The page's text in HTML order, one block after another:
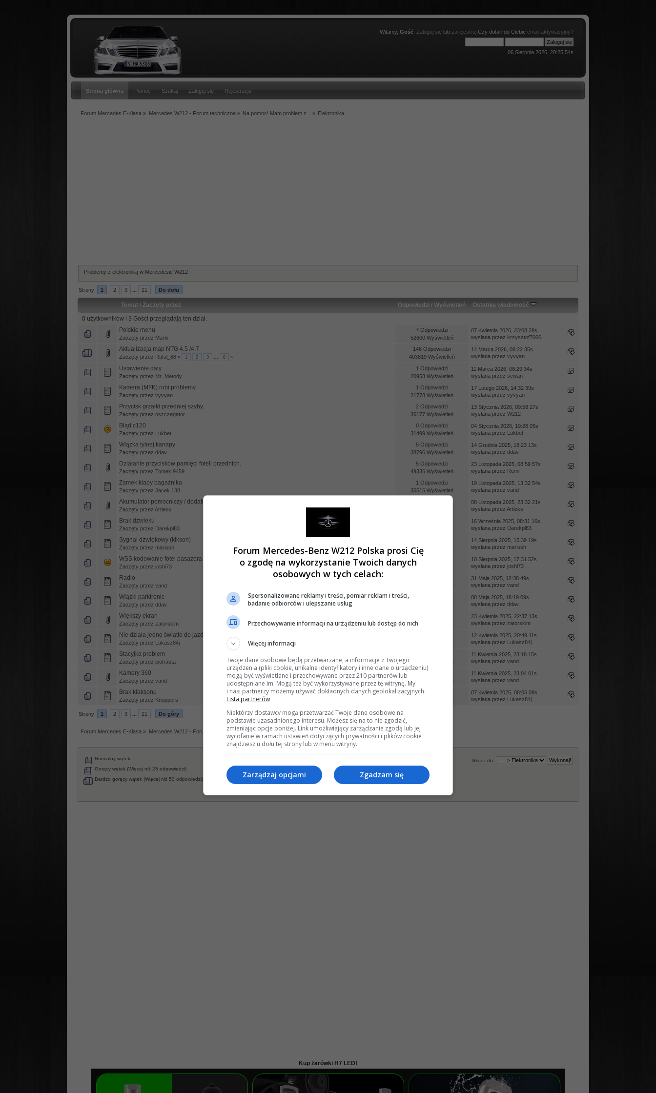
Witamy, Gość Zaloguj się lub zarejestruj .Czy dotarł do Ciebie email aktywacyjny?
06 Sierpnia 2026, 20:25 54s
Strona główna Pomoc Szukaj Zaloguj się Rejestracja
Forum Mercedes E-Klasa » Mercedes W212 - Forum techniczne» Na pomoc! Mam problem z... » Elektronika
Problemy z elektroniką w Mercedesie W212
Strony: 1 2 3 ... 21 Do dołu
Temat /Zaczęty przez Odpowiedzi / Wyświetleń
Ostatnia wiadomość
0 użytkowników i 3 Gości przeglądają ten dział.
Polskie menu
Zaczęty przez Marik
7 Odpowiedzi
52600 Wyświetleń
07 Kwietnia 2026, 23:08 28s
wysłana przez krzysztof7006
Aktualizacja map NTG 4.5 /4.7
Zaczęty przez Rafal_88 « 1 2 3 ... 8 »
146 Odpowiedzi
403819 Wyświetleń
14 Marca 2026, 08:22 35s
wysłana przez vyvyan
Ustawienie daty
Zaczęty przez Mr_Metody
1 Odpowiedzi
20953 Wyświetleń
11 Marca 2026, 08:29 34s
wysłana przez sewan
Kamera (MFK) robi problemy
Zaczęty przez vyvyan
1 Odpowiedzi
21778 Wyświetleń
17 Lutego 2026, 14:32 39s
wysłana przez vyvyan
Przycisk grzałki przedniej szyby.
Zaczęty przez oszczegator
2 Odpowiedzi
36177 Wyświetleń
13 Stycznia 2026, 09:58 27s
wysłana przez W212
Błąd c120
Zaczęty przez Lukbet
0 Odpowiedzi
31499 Wyświetleń
04 Stycznia 2026, 19:28 05s
wysłana przez
Lukbet
Wiązka tylnej kanapy
Zaczęty przez ddav
5 Odpowiedzi
38796 Wyświetleń
14 Grudnia 2025, 18:23 13s
wysłana przez ddav
Działanie przycisków pamięci foteli przednich.
Zaczęty przez Tomek 9459
5 Odpowiedzi
49335 Wyświetleń
23 Listopada 2025, 08:59 57s
wysłana przez Remi
Zamek klapy bagażnika
Zaczęty przez Jacek 138
1 Odpowiedzi
35515 Wyświetleń
19 Listopada 2025, 13:32 54s
wysłana przez vand
Akumulator pomocniczy / dodatkowy
Zaczęty przez Artleks
32755 Wyświetleń
08 Listopada 2025, 23:32 21s
wysłana przez Artleks
Brak dzwieku
Zaczęty przez Darekpl83
31740 Wyświetleń
16 Września 2025, 08:31 16s
wysłana przez Darekpl83
Sygnal dzwiękowy (klkson)
Zaczęty przez mariush
28538 Wyświetleń
14 Sierpnia 2025, 15:39 19s
wysłana przez mariush
WSS kodowanie fotel pasazera
Zaczęty przez joshi73
33816 Wyświetleń
10 Sierpnia 2025, 17:31 52s
wysłana przez joshi73
Radio
Zaczęty przez vand
45563 Wyświetleń
31 Maja 2025, 12:38 49s
wysłana przez vand
Wiązki parktronic
Zaczęty przez ddav
37496 Wyświetleń
08 Maja 2025, 18:19 09s
wysłana przez ddav
Większy ekran
Zaczęty przez zatorskim
78780 Wyświetleń
23 Kwietnia 2025, 22:37 13s
wysłana przez zatorskim
Nie działa jedno światło do jazdy dziennej
Zaczęty przez Lukasz84j
40859 Wyświetleń
12 Kwietnia 2025, 20:49 11s
wysłana przez
Lukasz84j
Stacyjka problem
Zaczęty przez piotrasta
29167 Wyświetleń
11 Kwietnia 2025, 23:18 15s
wysłana przez vand
Kamery 360
Zaczęty przez vand
55169 Wyświetleń
11 Kwietnia 2025, 23:04 01s
wysłana przez vand
Brak klaksonu
Zaczęty przez Knoppers
8 Odpowiedzi
54536 Wyświetleń
07 Kwietnia 2025, 08:06 08s
wysłana przez
Lukasz84j
Strony: 1 2 3 ... 21 Do góry
Forum Mercedes E-Klasa » Mercedes W212 - Forum techniczne» Na pomoc! Mam problem z...» Elektronika
Skocz do:
Normalny wątek
Gorący wątek (Więcej niż 25 odpowiedzi)
Bardzo gorący wątek (Więcej niż 50 odpowiedzi)
Wątek przyklejony
Ankieta
Kup żarówki H7 LED!
Forum Mercedes-Benz W212 Polska prosi Cię
o zgodę na wykorzystanie Twoich danych
osobowych w tych celach:
Spersonalizowane reklamy i treści, pomiar reklam i treści,
badanie odbiorców i ulepszanie usług
Przechowywanie informacji na urządzeniu lub dostęp do nich
Więcej informacji
Twoje dane osobowe będą przetwarzane, a informacje z Twojego
urządzenia (pliki cookie, unikalne identyfikatory i inne dane o urządzeniu)
mogą być wyświetlane i przechowywane przez 210 partnerów lub
udostępniane im. Mogą też być wykorzystywane przez tę witrynę. My
i nasi partnerzy możemy używać dokładnych danych geolokalizacyjnych.
Lista partnerów
Niektórzy dostawcy mogą przetwarzać Twoje dane osobowe na
podstawie uzasadnionego interesu. Możesz się na to nie zgodzić,
zmieniając opcje poniżej. Link umożliwiający zarządzanie zgodą lub jej
wycofanie w ramach ustawień dotyczących prywatności i plików cookie
znajdziesz u dołu tej strony lub w menu witryny.
Zgadzam się
Zarządzaj opcjami